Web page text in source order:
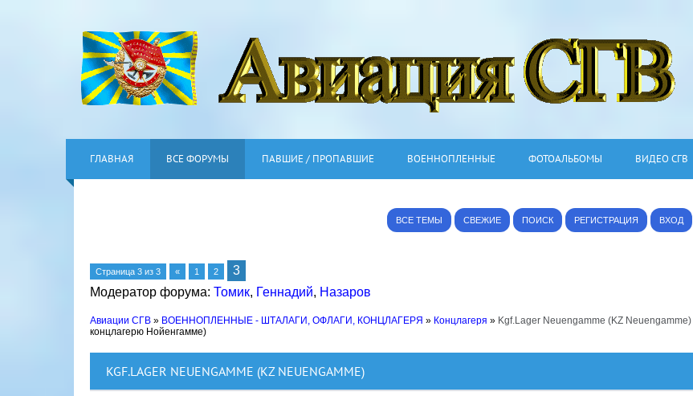
ГЛАВНАЯ ВСЕ ФОРУМЫ ПАВШИЕ / ПРОПАВШИЕ ВОЕННОПЛЕННЫЕ ФОТОАЛЬБОМЫ ВИДЕО СГВ
ВСЕ ТЕМЫ СВЕЖИЕ ПОИСК РЕГИСТРАЦИЯ ВХОД
Страница 3 из 3 « 1 2
3
Модератор форума: Томик, Геннадий, Назаров
Авиации СГВ » ВОЕННОПЛЕННЫЕ - ШТАЛАГИ, ОФЛАГИ, КОНЦЛАГЕРЯ » Концлагеря » Kgf.Lager Neuengamme (KZ Neuengamme)
концлагерю Нойенгамме)
KGF.LAGER NEUENGAMME (KZ NEUENGAMME)